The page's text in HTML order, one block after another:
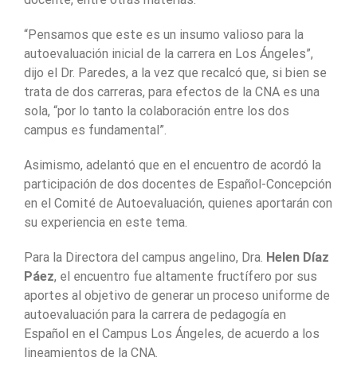
“Pensamos que este es un insumo valioso para la
autoevaluación inicial de la carrera en Los Ángeles”,
dijo el Dr. Paredes, a la vez que recalcó que, si bien se
trata de dos carreras, para efectos de la CNA es una
sola, “por lo tanto la colaboración entre los dos
campus es fundamental”.
Asimismo, adelantó que en el encuentro de acordó la
participación de dos docentes de Español-Concepción
en el Comité de Autoevaluación, quienes aportarán con
su experiencia en este tema.
Para la Directora del campus angelino, Dra. Helen Díaz
Páez, el encuentro fue altamente fructífero por sus
aportes al objetivo de generar un proceso uniforme de
autoevaluación para la carrera de pedagogía en
Español en el Campus Los Ángeles, de acuerdo a los
lineamientos de la CNA.